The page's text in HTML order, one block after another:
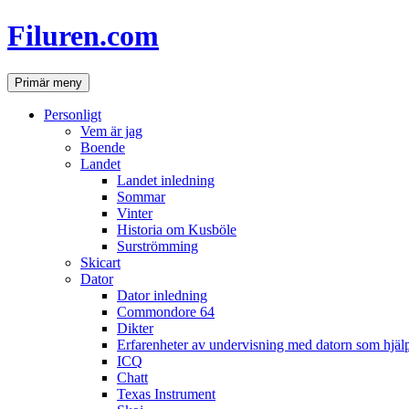
Hoppa
till
Filuren.com
SökPrimär meny
Personligt
Vem är jag
Boende
Landet
Landet inledning
Sommar
Vinter
Historia om Kusböle
Surströmming
Skicart
Dator
Dator inledning
Commondore 64
Dikter
Erfarenheter av undervisning med datorn som
ICQ
Chatt
Texas Instrument